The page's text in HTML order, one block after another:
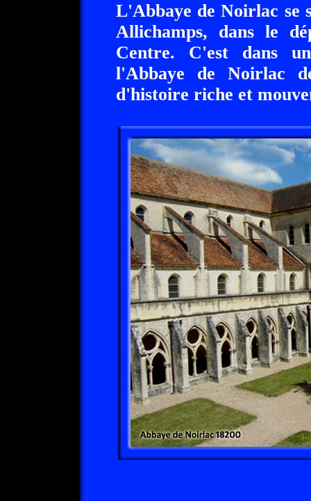
L'Abbaye de Noirlac se
Allichamps, dans le
Centre. C'est dans
l'Abbaye de Noirlac
d'histoire riche et